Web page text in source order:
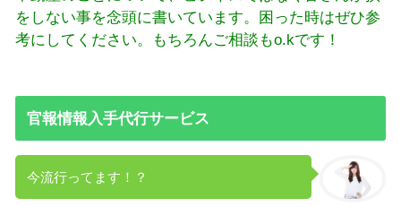
をしない事を念頭に書いています。困った時はぜひ参
考にしてください。もちろんご相談もo.kです！
官報情報入手代行サービス
今流行ってます！？